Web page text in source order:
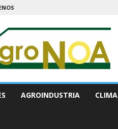
AGROINDUSTRIA CLIMA